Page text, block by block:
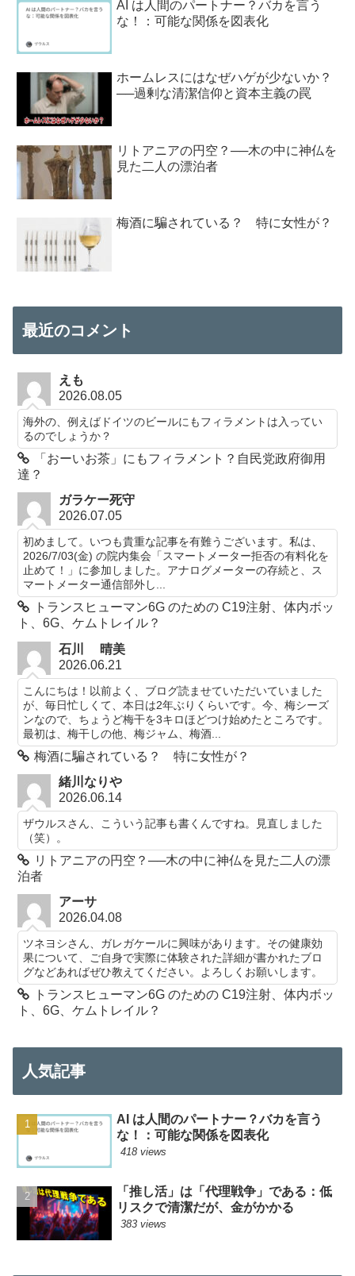
AI は人間のパートナー？バカを言う
な！：可能な関係を図表化
ホームレスにはなぜハゲが少ないか？
──過剰な清潔信仰と資本主義の罠
リトアニアの円空？──木の中に神仏を
見た二人の漂泊者
梅酒に騙されている？ 特に女性が？
最近のコメント
えも
2026.08.05
海外の、例えばドイツのビールにもフィラメントは入ってい
るのでしょうか？
「おーいお茶」にもフィラメント？自民党政府御用
達？
ガラケー死守
2026.07.05
初めまして。いつも貴重な記事を有難うございます。私は、
2026/7/03(金) の院内集会「スマートメーター拒否の有料化を
止めて！」に参加しました。アナログメーターの存続と、ス
マートメーター通信部外し...
トランスヒューマン6G のための C19注射、体内ボッ
ト、6G、ケムトレイル？
石川 晴美
2026.06.21
こんにちは！以前よく、ブログ読ませていただいていました
が、毎日忙しくて、本日は2年ぶりくらいです。今、梅シーズ
ンなので、ちょうど梅干を3キロほどつけ始めたところです。
最初は、梅干しの他、梅ジャム、梅酒...
梅酒に騙されている？ 特に女性が？
緒川なりや
2026.06.14
ザウルスさん、こういう記事も書くんですね。見直しました
（笑）。
リトアニアの円空？──木の中に神仏を見た二人の漂
泊者
アーサ
2026.04.08
ツネヨシさん、ガレガケールに興味があります。その健康効
果について、ご自身で実際に体験された詳細が書かれたブロ
グなどあればぜひ教えてください。よろしくお願いします。
トランスヒューマン6G のための C19注射、体内ボッ
ト、6G、ケムトレイル？
人気記事
AI は人間のパートナー？バカを言う
な！：可能な関係を図表化
418 views
「推し活」は「代理戦争」である：低
リスクで清潔だが、金がかかる
383 views